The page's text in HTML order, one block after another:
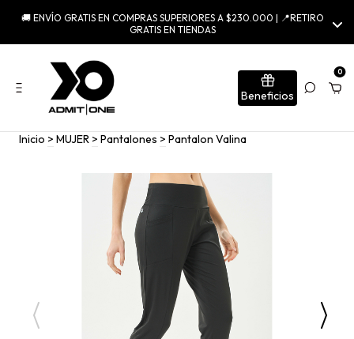
🚚 ENVÍO GRATIS EN COMPRAS SUPERIORES A $230.000 | 📍RETIRO
GRATIS EN TIENDAS
Beneficios
0
Inicio > MUJER > Pantalones > Pantalon Valina